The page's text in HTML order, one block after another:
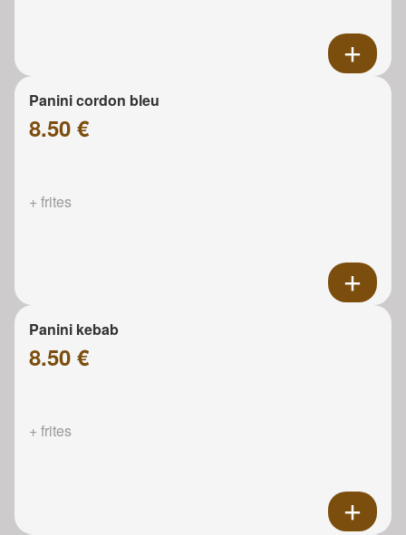
Panini cordon bleu
8.50 €
+ frites
Panini kebab
8.50 €
+ frites